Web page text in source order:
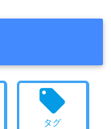
local_offer
タグ